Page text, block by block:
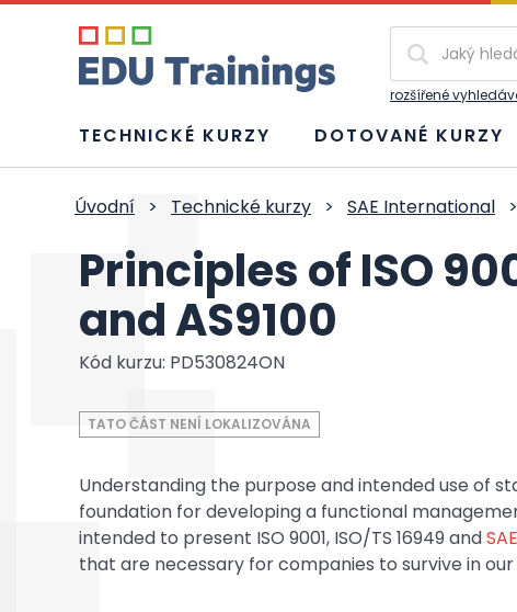
rozšířené
TECHNICKÉ KURZY DOTOVANÉ KURZY
Úvodní > Technické kurzy > SAE International >
Principles of ISO
and AS9100
Kód kurzu: PD530824ON
TATO ČÁST NENÍ LOKALIZOVÁNA
Understanding the purpose and intended use of
foundation for developing a functional
intended to present ISO 9001, ISO/TS 16949 and
that are necessary for companies to survive in